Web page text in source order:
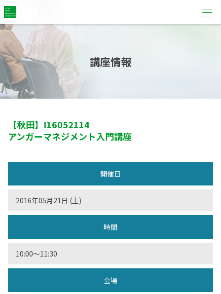
講座情報
【秋田】 I16052114
アンガーマネジメント入門講座
開催日
2016年05月21日 (土)
時間
10:00〜11:30
会場